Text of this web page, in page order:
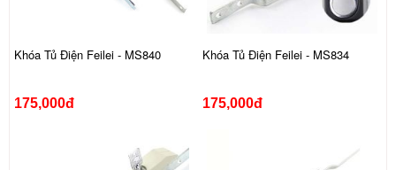
Khóa Tủ Điện Feilei - MS840
175,000đ
Khóa Tủ Điện Feilei - MS834
175,000đ